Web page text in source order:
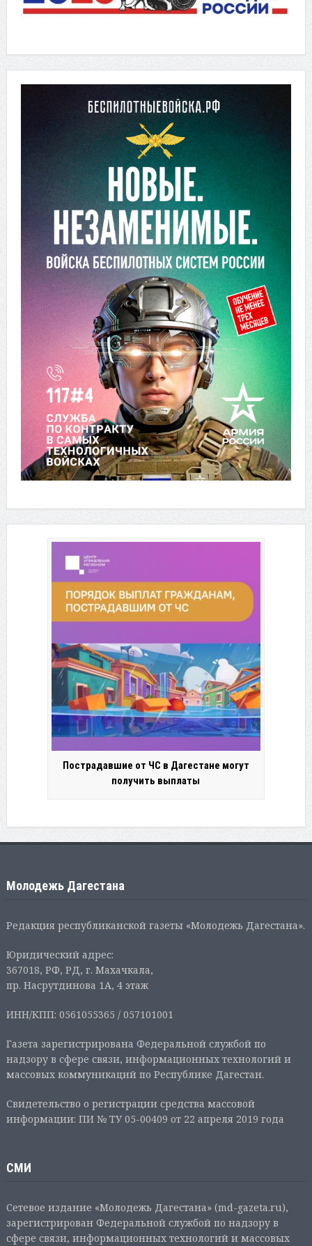
Пострадавшие от ЧС в Дагестане могут
получить выплаты
Молодежь Дагестана
Редакция республиканской газеты «Молодежь Дагестана».
Юридический адрес:
367018, РФ, РД, г. Махачкала,
пр. Насрутдинова 1А, 4 этаж
ИНН/КПП: 0561055365 / 057101001
Газета зарегистрирована Федеральной службой по
надзору в сфере связи, информационных технологий и
массовых коммуникаций по Республике Дагестан.
Свидетельство о регистрации средства массовой
информации: ПИ № ТУ 05-00409 от 22 апреля 2019 года
СМИ
Сетевое издание «Молодежь Дагестана» (md-gazeta.ru),
зарегистрирован Федеральной службой по надзору в
сфере связи, информационных технологий и массовых